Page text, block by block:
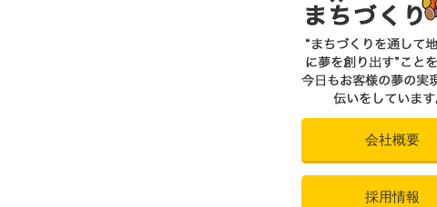
会社概要
採用情報